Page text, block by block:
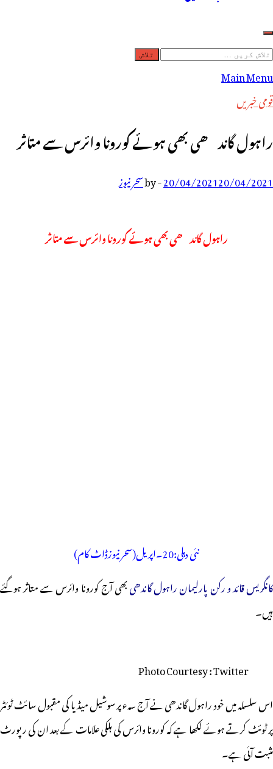
تلاش
کریں
برائے:
Main Menu
قومی خبریں
راہول گاندھی بھی ہوئے کورونا وائرس سے متاثر
20/04/202120/04/2021
-
byسحر نیوز
راہول گاندھی بھی ہوئے کورونا وائرس سے متاثر
نئی دہلی:20۔اپریل(سحر نیوزڈاٹ کام)
کانگریس قائد و رکن پارلیمان راہول گاندھیبھی آج کورونا وائرس سے متاثر ہوگئے
ہیں۔
Photo Courtesy : Twitter
اس سلسلہ میں خود راہول گاندھی نے آج سہء پر سوشیل میڈیا کی مقبول سائٹ ٹوئٹر
پر ٹوئٹ کرتے ہوئے لکھا ہے کہ کورونا وائرس کی ہلکی علامات کے بعد ان کی رپورٹ
مثبت آئی ہے۔